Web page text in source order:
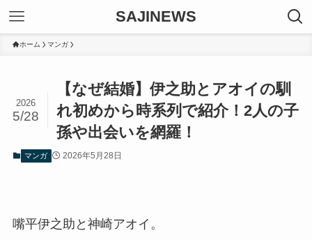
SAJINEWS
ホーム マンガ
【なぜ結婚】伊之助とアオイの馴
れ初めから時系列で紹介！2人の子
孫や出会いを網羅！
2026
5/28
マンガ 2026年5月28日
嘴平伊之助と神崎アオイ。